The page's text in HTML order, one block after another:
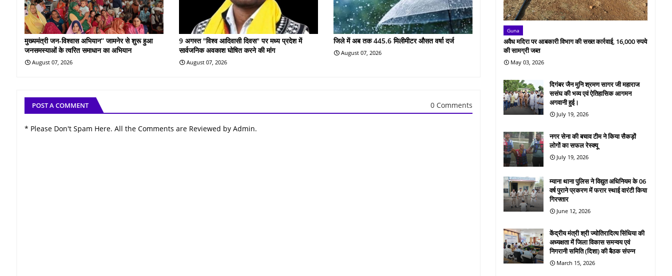
मुख्यमंत्री जन-विश्वास अभियान’’ जामनेर से शुरू हुआ
जनसमस्याओं के त्वरित समाधान का अभियान
August 07, 2026
9 अगस्त "विश्व आदिवासी दिवस" पर मध्य प्रदेश में
सार्वजनिक अवकाश घोषित करने की मांग
August 07, 2026
जिले में अब तक 445.6 मिलीमीटर औसत वर्षा दर्ज
August 07, 2026
POST A COMMENT 0 Comments
* Please Don't Spam Here. All the Comments are Reviewed by Admin.
Guna
अवैध मदिरा पर आबकारी विभाग की सख्त कार्रवाई, 16,000 रुपये
की सामग्री जब्त
May 03, 2026
दिगंबर जैन मुनि श्रमण सागर जी महाराज
ससंघ की भव्य एवं ऐतिहासिक आगमन
अगवानी हुई।
July 19, 2026
नगर सेना की बचाव टीम ने किया सैकड़ों
लोगों का सफल रेस्क्यू
July 19, 2026
म्याना थाना पुलिस ने विद्युत अधिनियम के 06
वर्ष पुराने प्रकरण में फरार स्थाई वारंटी किया
गिरफ्तार
June 12, 2026
केंद्रीय मंत्री श्री ज्योतिरादित्य सिंधिया की
अध्यक्षता में जिला विकास समन्वय एवं
निगरानी समिति (दिशा) की बैठक संपन्न
March 15, 2026